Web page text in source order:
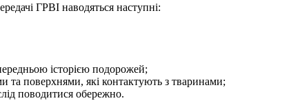
ГРВІ наводяться наступні:
історією подорожей;
та поверхнями, які контактують з тваринами;
поводитися обережно.